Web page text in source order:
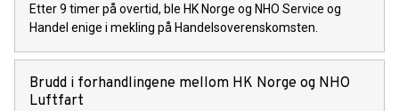
Etter 9 timer på overtid, ble HK Norge og NHO Service og
Handel enige i mekling på Handelsoverenskomsten.
Brudd i forhandlingene mellom HK Norge og NHO
Luftfart